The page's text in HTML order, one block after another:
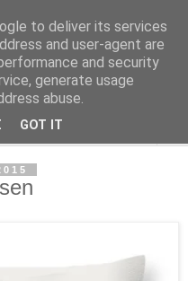
Saale
to deliver its services
and user-agent are
and security
generate usage
abuse.
GOT IT